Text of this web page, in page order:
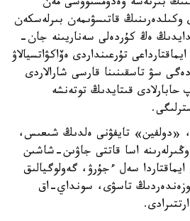
وكىلدەرىنىڭ قاتىسۋىمەن بىرلەسكەن
ەڭ كۇردەلى سەناريىنە جان-
تۇرعىنداردى ەۆاكۋاتسيالاۋ
سۋ تاسقىنىنا قارسى شارالاردى
قىتايدىڭ توتەنشە
«دولفين» تايفۋنى ەلدىڭ شىعىس،
اسا قاتتى جاۋىن-شاشىن
سەل ءجۇرۋ، گەولوگيالىق
وزەندەردىڭ تاسۋى، سونداي-اق